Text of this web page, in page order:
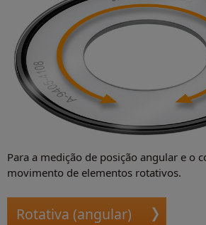
Para a medição de posição angular e o
movimento de elementos rotativos.
Rotativa (angular)